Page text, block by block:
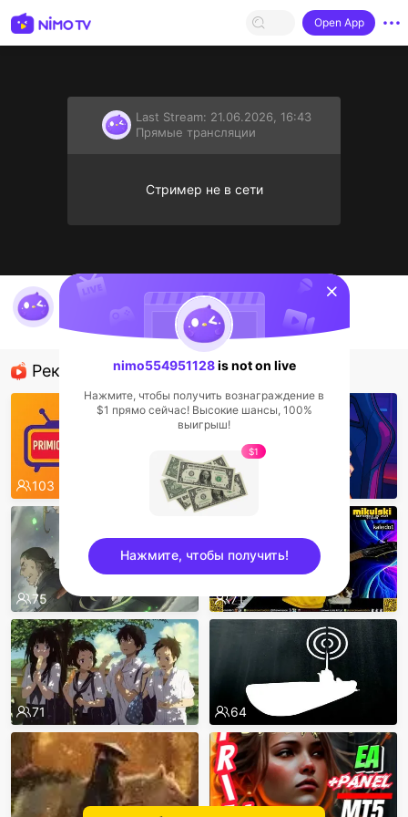
Open App
Last Stream: 21.06.2026, 16:43
Прямые трансляции
Стример не в сети
nimo554951128's Live Channel
nimo554951128
Прямые трансляции
Рекомендованные стримеры
103 82
75 71
71 64
sentinelStart
nimo554951128is not on live
Нажмите, чтобы получить вознаграждение в
$1 прямо сейчас! Высокие шансы, 100%
выигрыш!
$1
Нажмите, чтобы получить!
sentinelEnd